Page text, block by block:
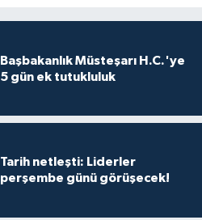
Başbakanlık Müsteşarı H.C.'ye
5 gün ek tutukluluk
Tarih netleşti: Liderler
perşembe günü görüşecek!